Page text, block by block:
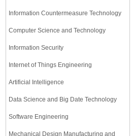
Information Countermeasure Technology
Computer Science and Technology
Information Security
Internet of Things Engineering
Artificial Intelligence
Data Science and Big Date Technology
Software Engineering
Mechanical Design Manufacturing and